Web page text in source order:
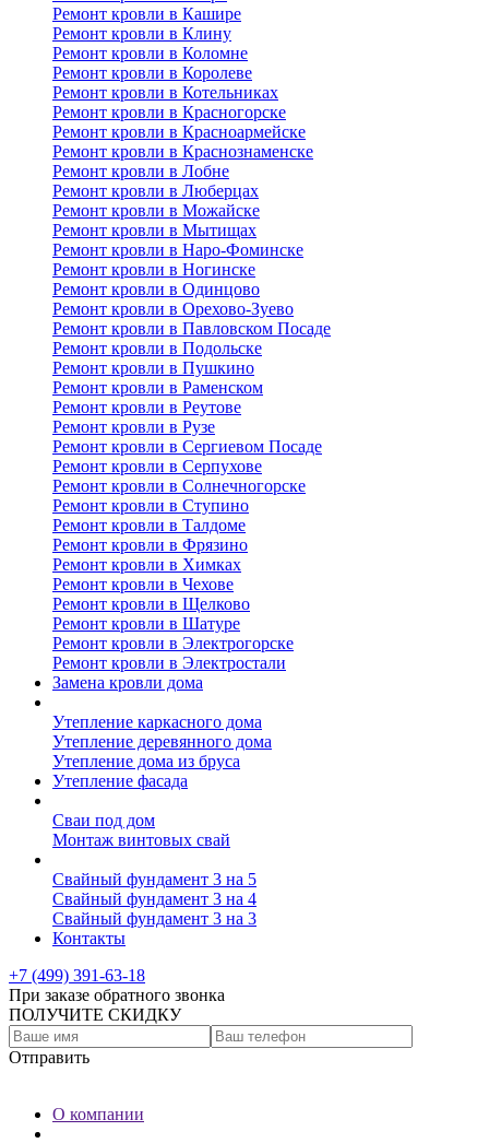
Ремонт кровли в Кашире
Ремонт кровли в Клину
Ремонт кровли в Коломне
Ремонт кровли в Королеве
Ремонт кровли в Котельниках
Ремонт кровли в Красногорске
Ремонт кровли в Красноармейске
Ремонт кровли в Краснознаменске
Ремонт кровли в Лобне
Ремонт кровли в Люберцах
Ремонт кровли в Можайске
Ремонт кровли в Мытищах
Ремонт кровли в Наро-Фоминске
Ремонт кровли в Ногинске
Ремонт кровли в Одинцово
Ремонт кровли в Орехово-Зуево
Ремонт кровли в Павловском Посаде
Ремонт кровли в Подольске
Ремонт кровли в Пушкино
Ремонт кровли в Раменском
Ремонт кровли в Реутове
Ремонт кровли в Рузе
Ремонт кровли в Сергиевом Посаде
Ремонт кровли в Серпухове
Ремонт кровли в Солнечногорске
Ремонт кровли в Ступино
Ремонт кровли в Талдоме
Ремонт кровли в Фрязино
Ремонт кровли в Химках
Ремонт кровли в Чехове
Ремонт кровли в Щелково
Ремонт кровли в Шатуре
Ремонт кровли в Электрогорске
Ремонт кровли в Электростали
Замена кровли дома
Утепление каркасного дома
Утепление деревянного дома
Утепление дома из бруса
Утепление фасада
Сваи под дом
Монтаж винтовых свай
Свайный фундамент 3 на 5
Свайный фундамент 3 на 4
Свайный фундамент 3 на 3
Контакты
+7 (499) 391-63-18
При заказе обратного звонка
ПОЛУЧИТЕ СКИДКУ
Отправить
О компании